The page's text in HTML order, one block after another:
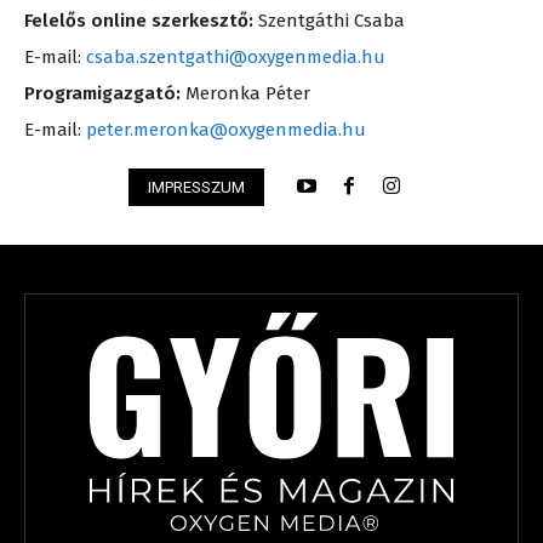
Felelős online szerkesztő: Szentgáthi Csaba
E-mail: csaba.szentgathi@oxygenmedia.hu
Programigazgató: Meronka Péter
E-mail: peter.meronka@oxygenmedia.hu
IMPRESSZUM